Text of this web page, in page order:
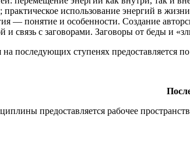
использование энергий в
понятие и особенности. Создание
и связь с заговорами. Заговоры от беды и
последующих ступенях предоставляется по
предоставляется рабочее